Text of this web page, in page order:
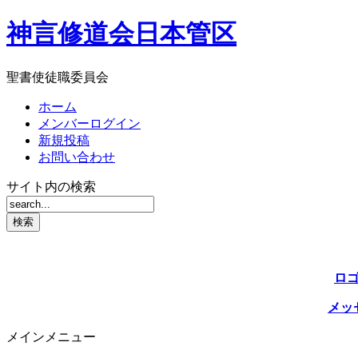
神言修道会日本管区
聖書使徒職委員会
ホーム
メンバーログイン
新規投稿
お問い合わせ
サイト内の検索
ロ
メッ
メインメニュー